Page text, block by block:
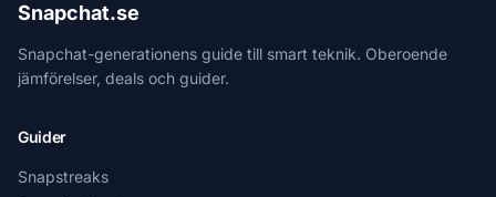
Snapchat.se
Snapchat-generationens guide till smart teknik. Oberoende
jämförelser, deals och guider.
Guider
Snapstreaks